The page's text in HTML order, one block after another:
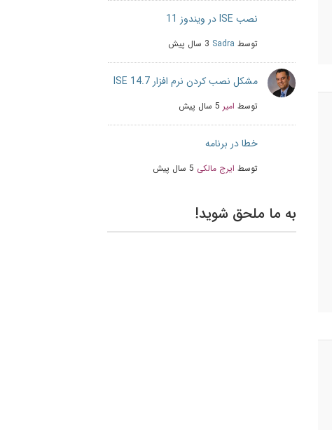
نصب ISE در ویندوز 11
توسط Sadra 3 سال پیش
مشکل نصب کردن نرم افزار ISE 14.7
توسط امیر 5 سال پیش
خطا در برنامه
توسط ایرج مالکی 5 سال پیش
به ما ملحق شوید!